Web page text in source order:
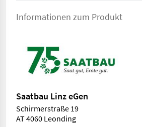
Informationen zum Produkt
Saatbau Linz eGen
Schirmerstraße 19
AT 4060 Leonding